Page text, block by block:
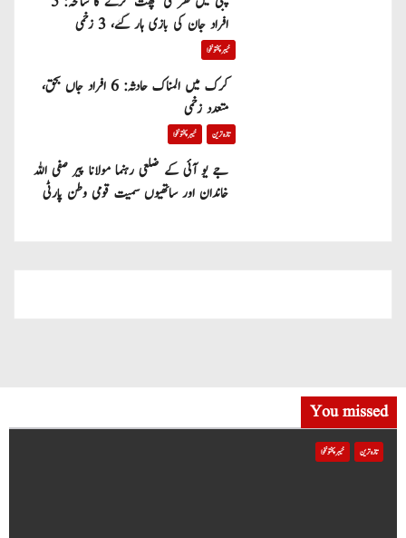
افراد جان کی بازی ہار گئے، 3 زخمی
خیبر پختونخوا
کرک میں المناک حادثہ: 6 افراد جاں بحق،
متعدد زخمی
تازہ ترین خیبر پختونخوا
جے یو آئی کے ضلعی رہنما مولانا پیر صفی اللہ
خاندان اور ساتھیوں سمیت قومی وطن پارٹی
You missed
تازہ ترین خیبر پختونخوا